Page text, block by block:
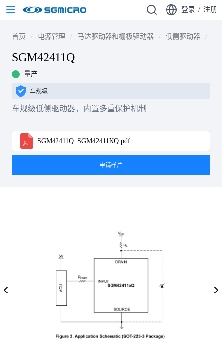
登录 / 注册
首页 电源管理 马达驱动器和栅极驱动器 低侧驱动器
SGM42411Q
量产
车规级
车规级低侧驱动器，内置多重保护机制
SGM42411Q_SGM42411NQ.pdf
申请样片